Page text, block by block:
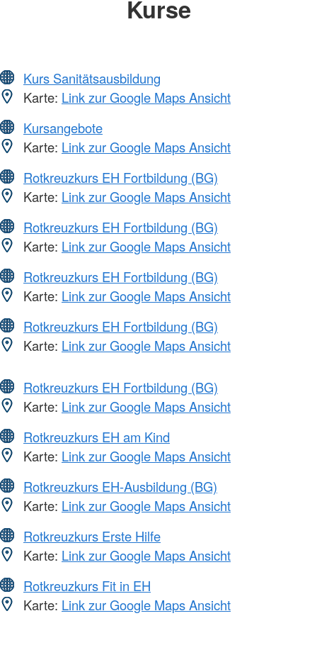
Kurse
Kurs Sanitätsausbildung
Karte: Link zur Google Maps Ansicht
Kursangebote
Karte: Link zur Google Maps Ansicht
Rotkreuzkurs EH Fortbildung (BG)
Karte: Link zur Google Maps Ansicht
Rotkreuzkurs EH Fortbildung (BG)
Karte: Link zur Google Maps Ansicht
Rotkreuzkurs EH Fortbildung (BG)
Karte: Link zur Google Maps Ansicht
Rotkreuzkurs EH Fortbildung (BG)
Karte: Link zur Google Maps Ansicht
Rotkreuzkurs EH Fortbildung (BG)
Karte: Link zur Google Maps Ansicht
Rotkreuzkurs EH am Kind
Karte: Link zur Google Maps Ansicht
Rotkreuzkurs EH-Ausbildung (BG)
Karte: Link zur Google Maps Ansicht
Rotkreuzkurs Erste Hilfe
Karte: Link zur Google Maps Ansicht
Rotkreuzkurs Fit in EH
Karte: Link zur Google Maps Ansicht